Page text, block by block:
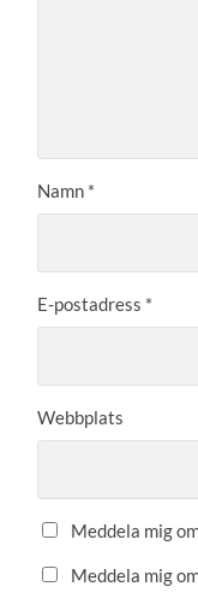
Namn *
E-postadress *
Webbplats
Meddela mig
Meddela mig